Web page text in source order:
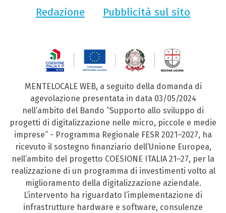
Redazione
Pubblicità sul sito
MENTELOCALE WEB, a seguito della domanda di
agevolazione presentata in data 03/05/2024
nell’ambito del Bando “Supporto allo sviluppo di
progetti di digitalizzazione nelle micro, piccole e medie
imprese” - Programma Regionale FESR 2021–2027, ha
ricevuto il sostegno finanziario dell’Unione Europea,
nell’ambito del progetto COESIONE ITALIA 21–27, per la
realizzazione di un programma di investimenti volto al
miglioramento della digitalizzazione aziendale.
L’intervento ha riguardato l’implementazione di
infrastrutture hardware e software, consulenze